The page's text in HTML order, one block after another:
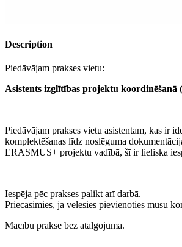
Description
Piedāvājam prakses vietu:
Asistents izglītības projektu koordinēšanā
Piedāvājam prakses vietu asistentam, kas ir
komplektēšanas līdz noslēguma
ERASMUS+ projektu vadībā, šī ir lieliska
Iespēja pēc prakses palikt arī darbā.
Priecāsimies, ja vēlēsies pievienoties mūsu
Mācību prakse bez atalgojuma.